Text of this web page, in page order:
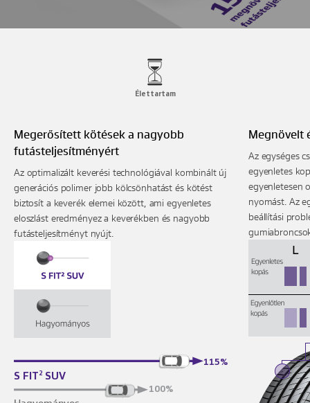
Élettartam
Megerősített kötések a nagyobb
futásteljesítményért
Az optimalizált keverési technológiával kombinált új
generációs polimer jobb kölcsönhatást és kötést
biztosít a keverék elemei között, ami egyenletes
eloszlást eredményez a keverékben és nagyobb
futásteljesítményt nyújt.
115%
S FIT2 SUV
100%
Megnövelt
Az egységes
egyenletes
egyenletesen
nyomást. Az
beállítási